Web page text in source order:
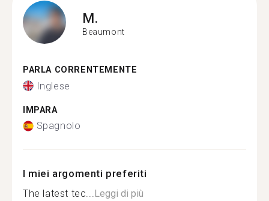
M.
Beaumont
PARLA CORRENTEMENTE
Inglese
IMPARA
Spagnolo
I miei argomenti preferiti
The latest tec...Leggi di più